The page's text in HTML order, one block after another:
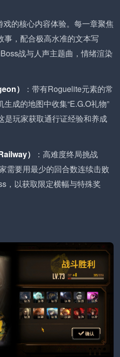
戏的核心内容体验。每一章聚焦
事，配合极高水准的文本写
战与人声主题曲，情绪渲染
）
：带有Roguelite元素的常
成的地图中收集“E.G.O礼物”
是玩家获取通行证经验和养成
）
：高难度终局挑战
需要用最少的回合数连续击败
，以获取限定横幅与特殊奖